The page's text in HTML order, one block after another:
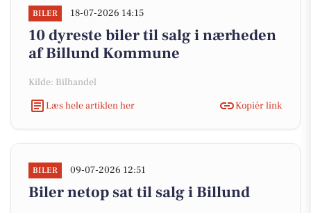
BILER 18-07-2026 14:15
10 dyreste biler til salg i nærheden
af Billund Kommune
Kilde: Bilhandel
Læs hele artiklen her
Kopiér link
BILER 09-07-2026 12:51
Biler netop sat til salg i Billund